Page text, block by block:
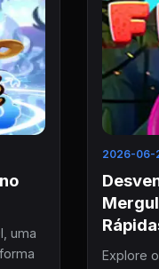
uma
2026-06-
Explore